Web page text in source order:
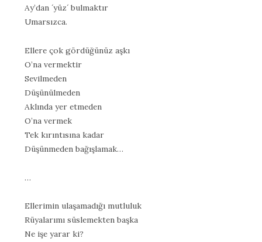
Ay’dan ´yüz´ bulmaktır
Umarsızca.
Ellere çok gördüğünüz aşkı
O’na vermektir
Sevilmeden
Düşünülmeden
Aklında yer etmeden
O’na vermek
Tek kırıntısına kadar
Düşünmeden bağışlamak…
…
Ellerimin ulaşamadığı mutluluk
Rüyalarımı süslemekten başka
Ne işe yarar ki?